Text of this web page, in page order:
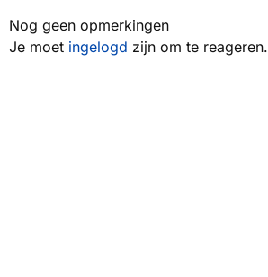
Nog geen opmerkingen
Je moet ingelogd zijn om te reageren.